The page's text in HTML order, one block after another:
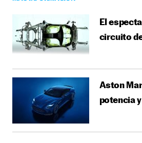
El
circuito
Aston
potencia